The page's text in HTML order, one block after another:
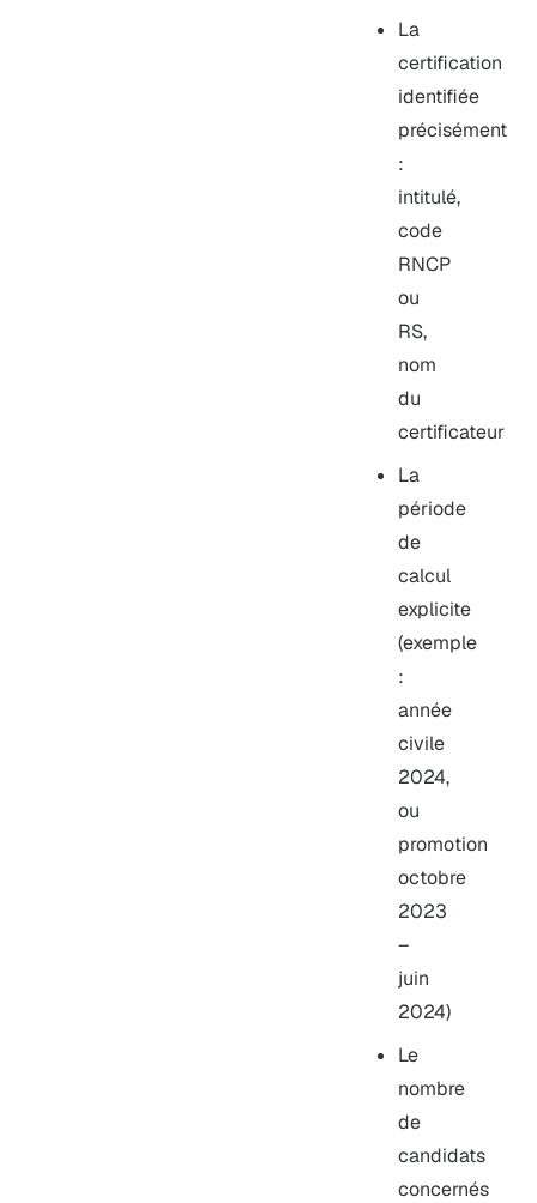
La
certification
identifiée
précisément
:
intitulé,
code
RNCP
ou
RS,
nom
du
certificateur
La
période
de
calcul
explicite
(exemple
:
année
civile
2024,
ou
promotion
octobre
2023
–
juin
2024)
Le
nombre
de
candidats
concernés